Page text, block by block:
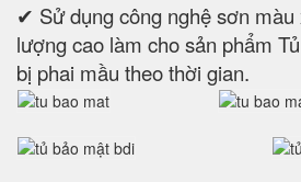
✔ Sử dụng công nghệ sơn màu
lượng cao làm cho sản phẩm
bị phai mầu theo thời gian.